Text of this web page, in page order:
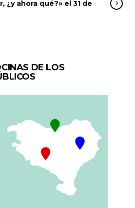
¿y ahora qué?» el 31 de
DE LOS